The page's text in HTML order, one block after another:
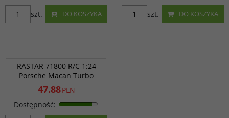
DO KOSZYKA
szt. DO KOSZYKA
szt.
PROMOCJA
RASTAR 71800 R/C 1:24
Porsche Macan Turbo
47.88PLN
Dostępność: